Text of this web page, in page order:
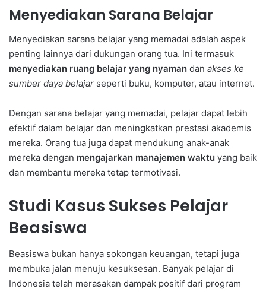
Menyediakan Sarana Belajar
Menyediakan sarana belajar yang memadai adalah aspek
penting lainnya dari dukungan orang tua. Ini termasuk
menyediakan ruang belajar yang nyaman dan akses ke
sumber daya belajar seperti buku, komputer, atau internet.
Dengan sarana belajar yang memadai, pelajar dapat lebih
efektif dalam belajar dan meningkatkan prestasi akademis
mereka. Orang tua juga dapat mendukung anak-anak
mereka dengan mengajarkan manajemen waktu yang baik
dan membantu mereka tetap termotivasi.
Studi Kasus Sukses Pelajar
Beasiswa
Beasiswa bukan hanya sokongan keuangan, tetapi juga
membuka jalan menuju kesuksesan. Banyak pelajar di
Indonesia telah merasakan dampak positif dari program